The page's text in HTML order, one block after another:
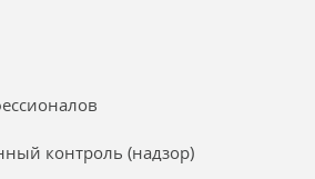
контроль (надзор)